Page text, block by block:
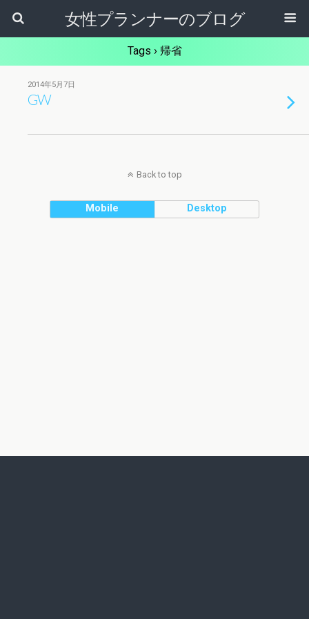
女性プランナーのブログ
Tags › 帰省
2014年5月7日
GW
Back to top
Mobile Desktop